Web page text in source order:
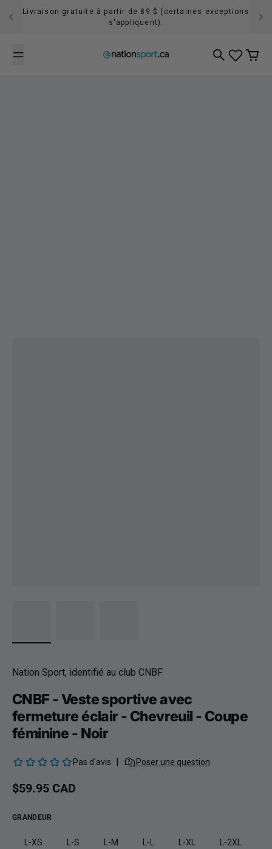
Passer au contenu
Livraison gratuite à partir de 89 $ (certaines exceptions
s'appliquent).
RecherchePanier
Nation Sport, identifié au club CNBF
CNBF - Veste sportive avec
fermeture éclair - Chevreuil - Coupe
féminine - Noir
Prix habituel
$59.95 CAD
GRANDEUR
L-XS L-S L-M L-L L-XL L-2XL